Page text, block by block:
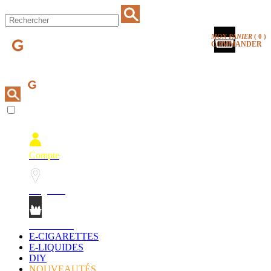
MON PANIER ( 0 )
COMMANDER
Compte
E-CIGARETTES
E-LIQUIDES
DIY
NOUVEAUTÉS